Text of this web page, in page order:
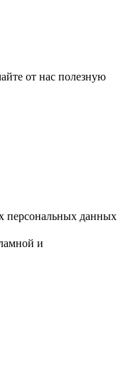
от нас полезную
персональных данных
и